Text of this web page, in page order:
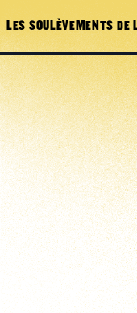
LES SOULÈVEMENTS DE